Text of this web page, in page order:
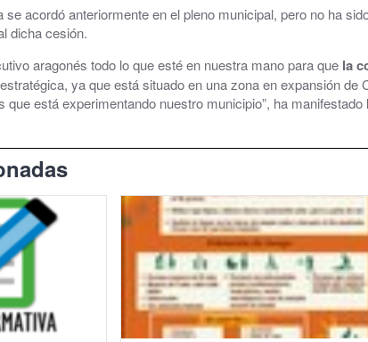
se acordó anteriormente en el pleno municipal, pero no ha
dicha cesión.
aragonés todo lo que esté en nuestra mano para que la
ya que está situado en una zona en expansión
que está experimentando nuestro municipio”, ha manifestado